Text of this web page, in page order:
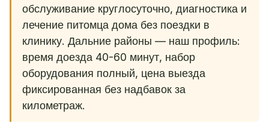
обслуживание круглосуточно, диагностика и
лечение питомца дома без поездки в
клинику. Дальние районы — наш профиль:
время доезда 40-60 минут, набор
оборудования полный, цена выезда
фиксированная без надбавок за
километраж.